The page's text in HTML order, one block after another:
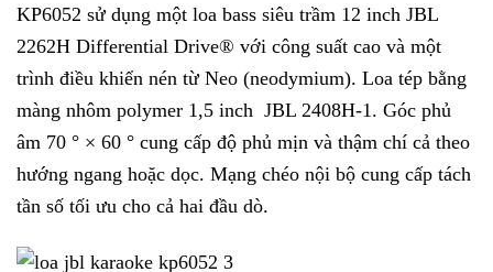
KP6052 sử dụng một loa bass siêu trầm 12 inch JBL
2262H Differential Drive® với công suất cao và một
trình điều khiển nén từ Neo (neodymium). Loa tép bằng
màng nhôm polymer 1,5 inch JBL 2408H-1. Góc phủ
âm 70 ° × 60 ° cung cấp độ phủ mịn và thậm chí cả theo
hướng ngang hoặc dọc. Mạng chéo nội bộ cung cấp tách
tần số tối ưu cho cả hai đầu dò.